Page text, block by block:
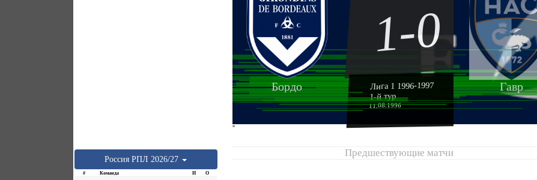
Россия РПЛ 2026/27
# Команда И О
Бордо Гавр
1-0
Лига 1 1996-1997
1-й тур
11.08.1996
''
Предшествующие матчи